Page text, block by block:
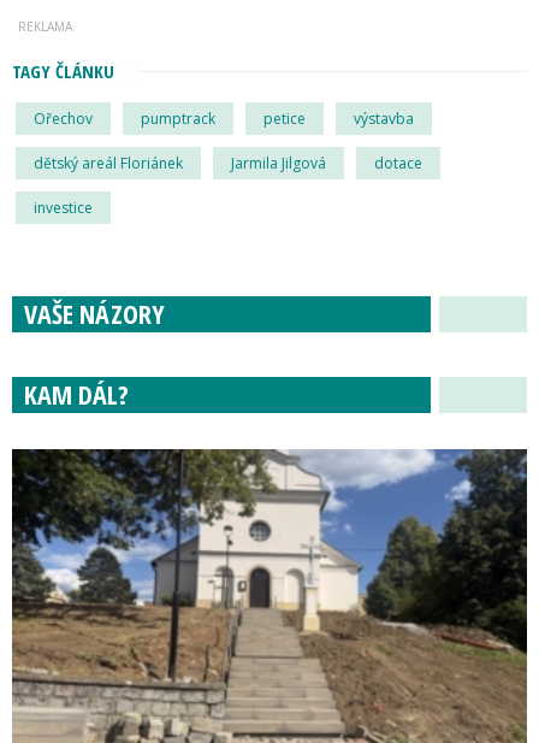
TAGY ČLÁNKU
Ořechov pumptrack petice výstavba
dětský areál Floriánek Jarmila Jilgová dotace
investice
VAŠE NÁZORY
KAM DÁL?